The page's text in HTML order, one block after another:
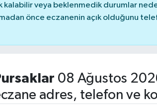
kalabilir veya beklenmedik durumlar
önce eczanenin açık olduğunu
08 Ağustos
adres, telefon ve